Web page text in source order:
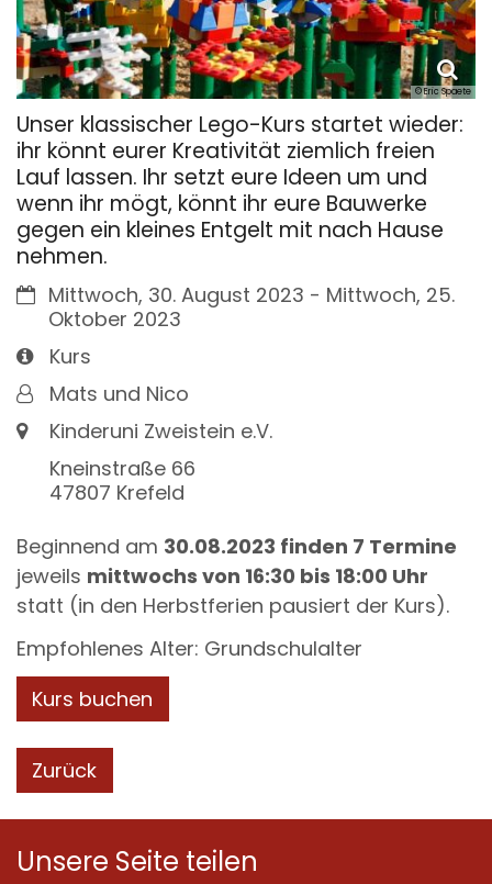
© Eric Spaete
Unser klassischer Lego-Kurs startet wieder:
ihr könnt eurer Kreativität ziemlich freien
Lauf lassen. Ihr setzt eure Ideen um und
wenn ihr mögt, könnt ihr eure Bauwerke
gegen ein kleines Entgelt mit nach Hause
nehmen.
Datum:Mittwoch, 30. August 2023 - Mittwoch, 25.
Oktober 2023
Art bzw. Nummer:
Kurs
Von:Mats und Nico
Ort: Kinderuni Zweistein e.V.
Kneinstraße 66
47807 Krefeld
Beginnend am 30.08.2023 finden 7 Termine
jeweils mittwochs von 16:30 bis 18:00 Uhr
statt (in den Herbstferien pausiert der Kurs).
Empfohlenes Alter: Grundschulalter
Kurs buchen
Zurück
Unsere Seite teilen